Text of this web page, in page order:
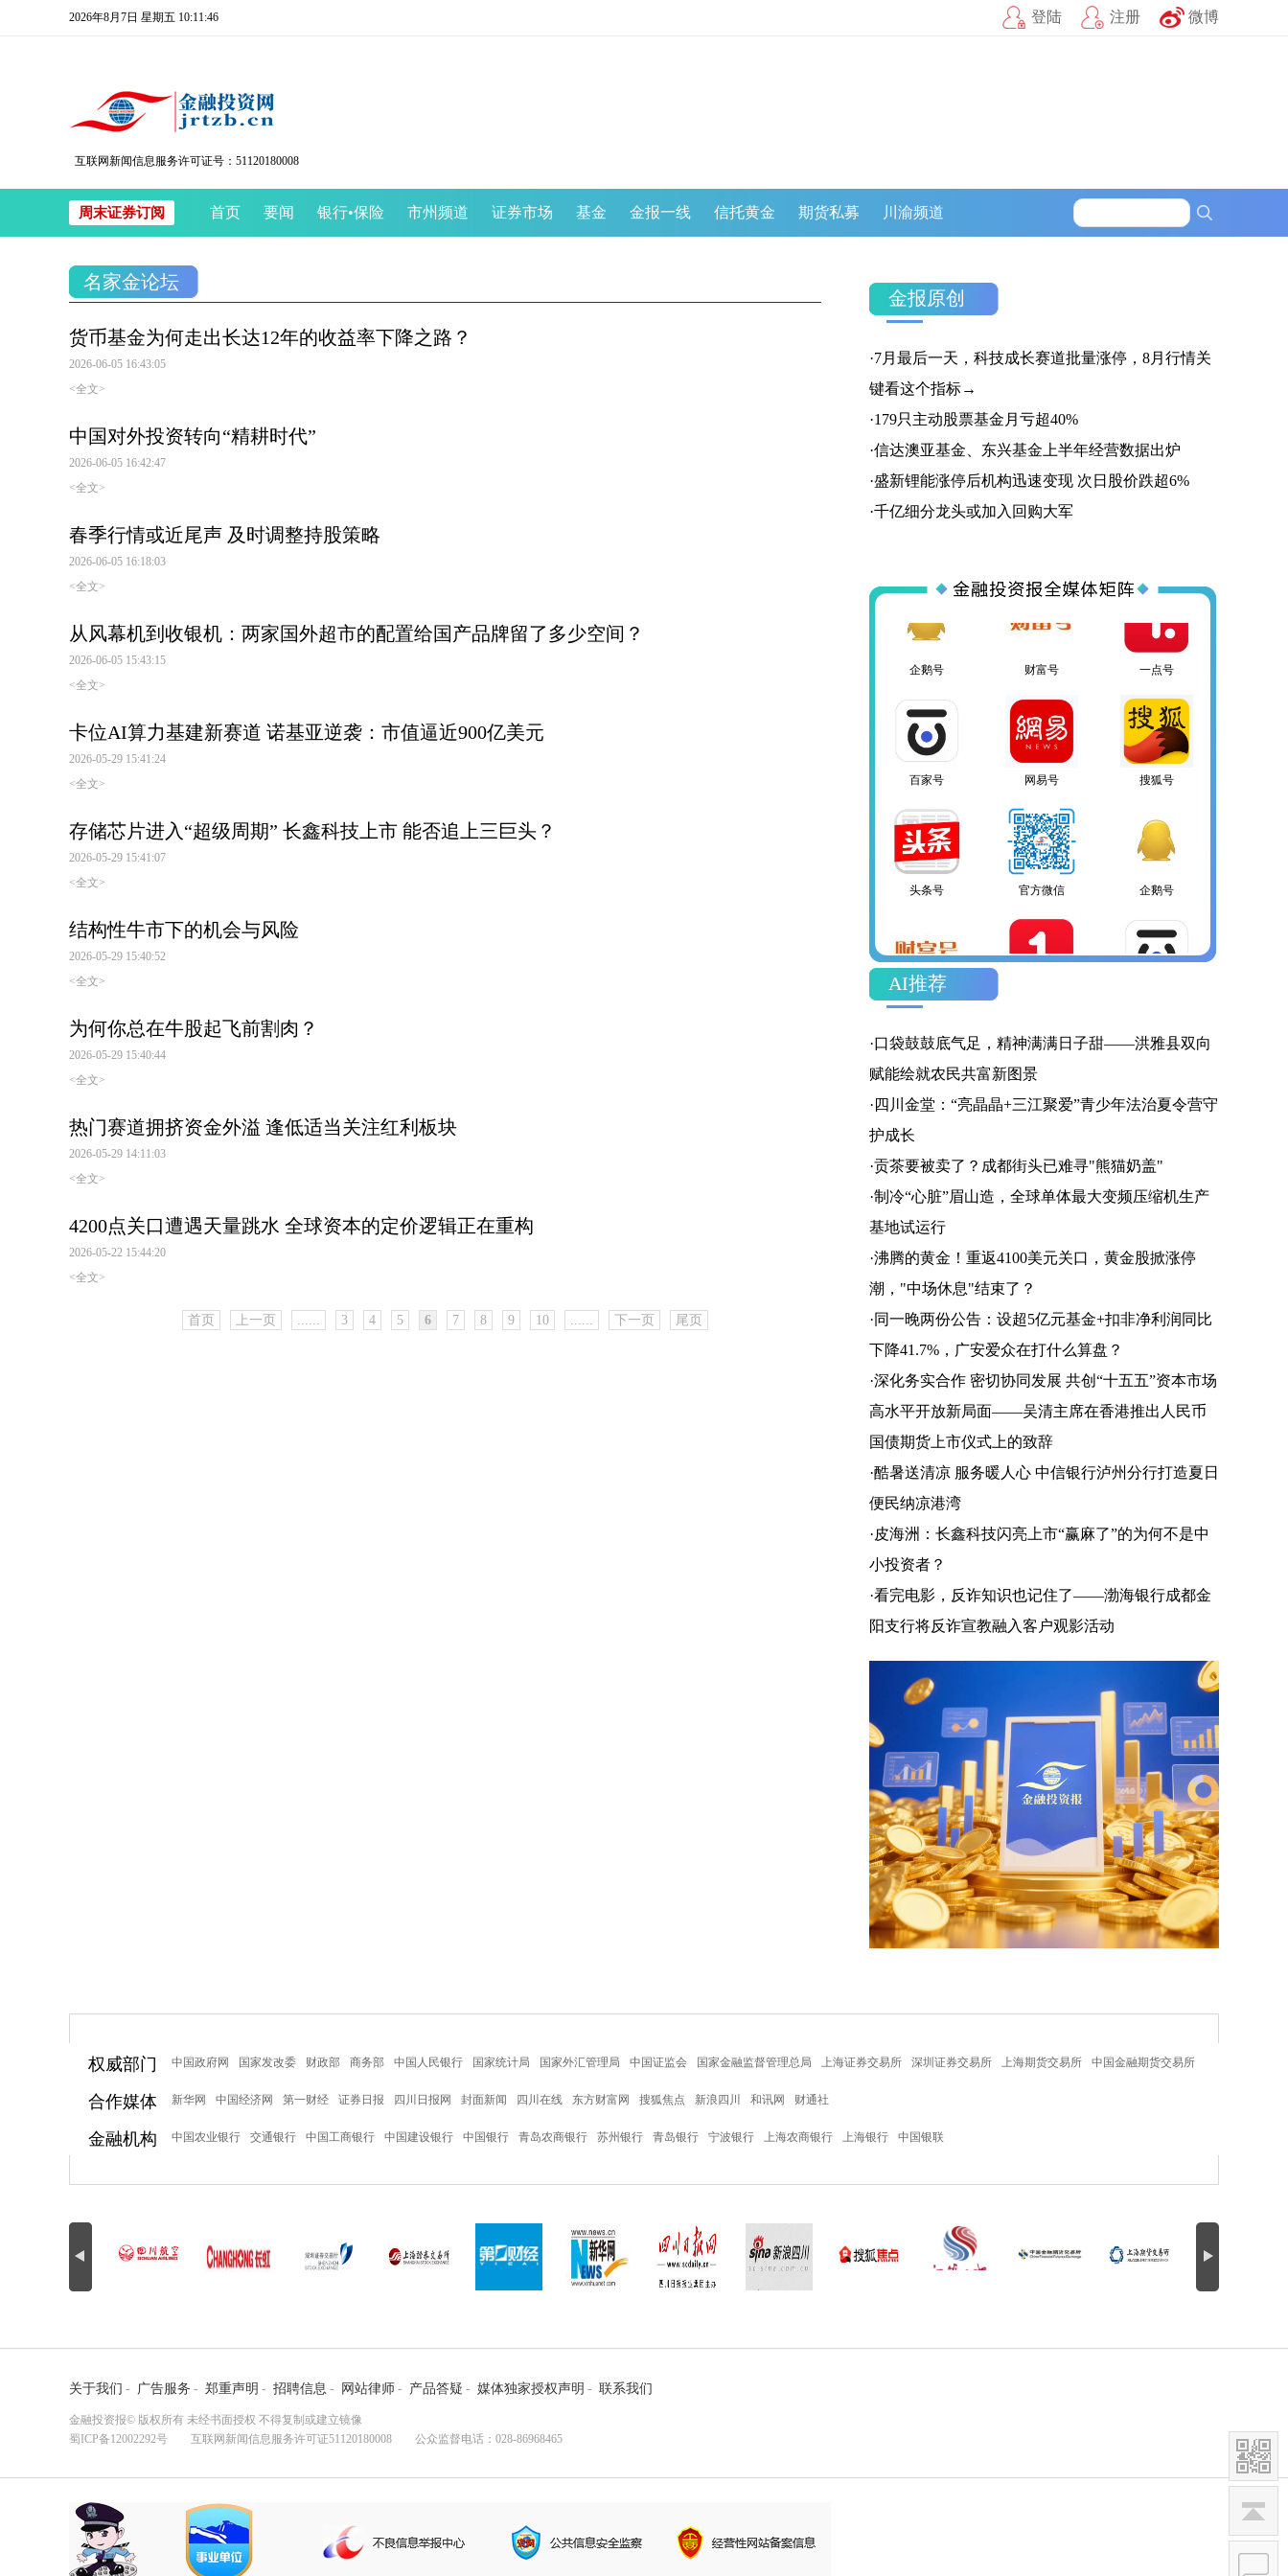
2026年8月7日 星期五 10:11:46 登陆 注册 微博
互联网新闻信息服务许可证号：51120180008
周末证券订阅 首页 要闻 银行•保险 市州频道 证券市场 基金 金报一线 信托黄金 期货私募 川渝频道
名家金论坛
货币基金为何走出长达12年的收益率下降之路？
2026-06-05 16:43:05
<全文>
中国对外投资转向“精耕时代”
2026-06-05 16:42:47
<全文>
春季行情或近尾声 及时调整持股策略
2026-06-05 16:18:03
<全文>
从风幕机到收银机：两家国外超市的配置给国产品牌留了多少空间？
2026-06-05 15:43:15
<全文>
卡位AI算力基建新赛道 诺基亚逆袭：市值逼近900亿美元
2026-05-29 15:41:24
<全文>
存储芯片进入“超级周期” 长鑫科技上市 能否追上三巨头？
2026-05-29 15:41:07
<全文>
结构性牛市下的机会与风险
2026-05-29 15:40:52
<全文>
为何你总在牛股起飞前割肉？
2026-05-29 15:40:44
<全文>
热门赛道拥挤资金外溢 逢低适当关注红利板块
2026-05-29 14:11:03
<全文>
4200点关口遭遇天量跳水 全球资本的定价逻辑正在重构
2026-05-22 15:44:20
<全文>
首页 上一页 ...... 3 4 5 6 7 8 9 10 ...... 下一页 尾页
金报原创
·7月最后一天，科技成长赛道批量涨停，8月行情关
键看这个指标→
·179只主动股票基金月亏超40%
·信达澳亚基金、东兴基金上半年经营数据出炉
·盛新锂能涨停后机构迅速变现 次日股价跌超6%
·千亿细分龙头或加入回购大军
百家号 网易号 搜狐号
头条号 官方微信 企鹅号
财富号 百家号
网易号 搜狐号 头条号
企鹅号 财富号
一点号 百家号 网易号
AI推荐
·口袋鼓鼓底气足，精神满满日子甜——洪雅县双向
赋能绘就农民共富新图景
· 四川金堂：“亮晶晶+三江聚爱”青少年法治夏令营守
护成长
·贡茶要被卖了？成都街头已难寻"熊猫奶盖"
·制冷“心脏”眉山造，全球单体最大变频压缩机生产
基地试运行
·沸腾的黄金！重返4100美元关口，黄金股掀涨停
潮，"中场休息"结束了？
·同一晚两份公告：设超5亿元基金+扣非净利润同比
下降41.7%，广安爱众在打什么算盘？
·深化务实合作 密切协同发展 共创“十五五”资本市场
高水平开放新局面——吴清主席在香港推出人民币
国债期货上市仪式上的致辞
·酷暑送清凉 服务暖人心 中信银行泸州分行打造夏日
便民纳凉港湾
·皮海洲：长鑫科技闪亮上市“赢麻了”的为何不是中
小投资者？
·看完电影，反诈知识也记住了——渤海银行成都金
阳支行将反诈宣教融入客户观影活动
权威部门 中国政府网 国家发改委 财政部 商务部 中国人民银行 国家统计局 国家外汇管理局 中国证监会 国家金融监督管理总局 上海证券交易所 深圳证券交易所 上海期货交易所 中国金融期货交易所
合作媒体 新华网 中国经济网 第一财经 证券日报 四川日报网 封面新闻 四川在线 东方财富网 搜狐焦点 新浪四川 和讯网 财通社
金融机构 中国农业银行 交通银行 中国工商银行 中国建设银行 中国银行 青岛农商银行 苏州银行 青岛银行 宁波银行 上海农商银行 上海银行 中国银联
关于我们 - 广告服务 - 郑重声明 - 招聘信息 - 网站律师 - 产品答疑 - 媒体独家授权声明 - 联系我们
金融投资报© 版权所有 未经书面授权 不得复制或建立镜像
蜀ICP备12002292号 互联网新闻信息服务许可证51120180008 公众监督电话：028-86968465